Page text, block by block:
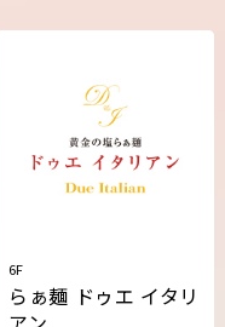
6F
らぁ麺 ドゥエ イタリ